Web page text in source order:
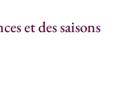
et des saisons